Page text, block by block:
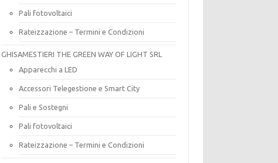
Pali fotovoltaici
Rateizzazione – Termini e Condizioni
GHISAMESTIERI THE GREEN WAY OF LIGHT SRL
Apparecchi a LED
Accessori Telegestione e Smart City
Pali e Sostegni
Pali fotovoltaici
Rateizzazione – Termini e Condizioni